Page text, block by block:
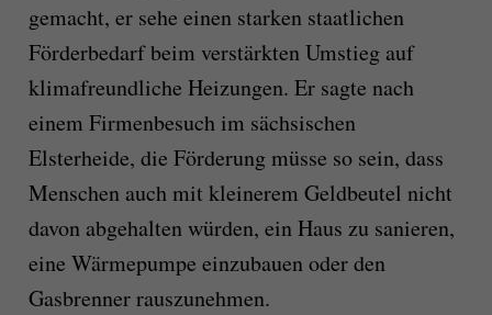
gemacht, er sehe einen starken staatlichen
Förderbedarf beim verstärkten Umstieg auf
klimafreundliche Heizungen. Er sagte nach
einem Firmenbesuch im sächsischen
Elsterheide, die Förderung müsse so sein, dass
Menschen auch mit kleinerem Geldbeutel nicht
davon abgehalten würden, ein Haus zu sanieren,
eine Wärmepumpe einzubauen oder den
Gasbrenner rauszunehmen.